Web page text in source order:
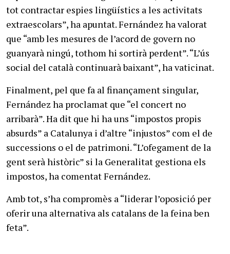
tot contractar espies lingüístics a les activitats
extraescolars”, ha apuntat. Fernández ha valorat
que “amb les mesures de l’acord de govern no
guanyarà ningú, tothom hi sortirà perdent”. “L’ús
social del català continuarà baixant”, ha vaticinat.
Finalment, pel que fa al finançament singular,
Fernández ha proclamat que “el concert no
arribarà”. Ha dit que hi ha uns “impostos propis
absurds” a Catalunya i d’altre “injustos” com el de
successions o el de patrimoni. “L’ofegament de la
gent serà històric” si la Generalitat gestiona els
impostos, ha comentat Fernández.
Amb tot, s’ha compromès a “liderar l’oposició per
oferir una alternativa als catalans de la feina ben
feta”.